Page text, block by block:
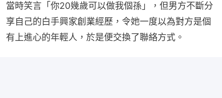
當時笑言「你20幾歲可以做我個孫」，但男方不斷分
享自己的白手興家創業經歷，令她一度以為對方是個
有上進心的年輕人，於是便交換了聯絡方式。